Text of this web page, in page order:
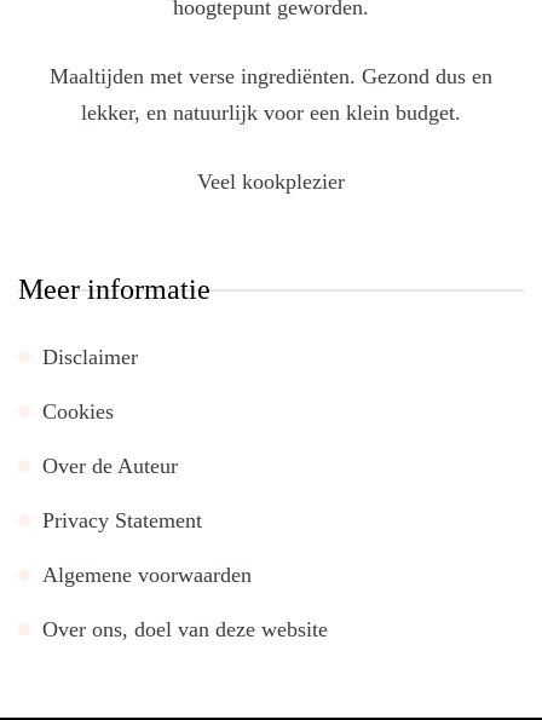
hoogtepunt geworden.
Maaltijden met verse ingrediënten. Gezond dus en
lekker, en natuurlijk voor een klein budget.
Veel kookplezier
Meer informatie
Disclaimer
Cookies
Over de Auteur
Privacy Statement
Algemene voorwaarden
Over ons, doel van deze website